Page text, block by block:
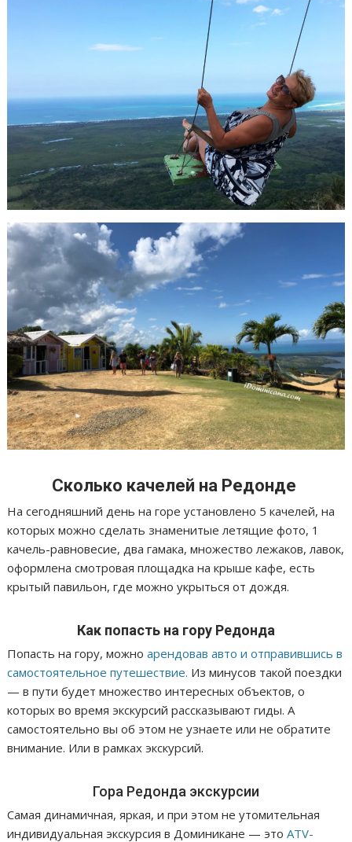
Сколько качелей на Редонде
На сегодняшний день на горе установлено 5 качелей, на
которых можно сделать знаменитые летящие фото, 1
качель-равновесие, два гамака, множество лежаков, лавок,
оформлена смотровая площадка на крыше кафе, есть
крытый павильон, где можно укрыться от дождя.
Как попасть на гору Редонда
Попасть на гору, можноарендовав авто и отправившись в
самостоятельное путешествие. Из минусов такой поездки
— в пути будет множество интересных объектов, о
которых во время экскурсий рассказывают гиды. А
самостоятельно вы об этом не узнаете или не обратите
внимание. Или в рамках экскурсий.
Гора Редонда экскурсии
Самая динамичная, яркая, и при этом не утомительная
индивидуальная экскурсия в Доминикане — этоATV-